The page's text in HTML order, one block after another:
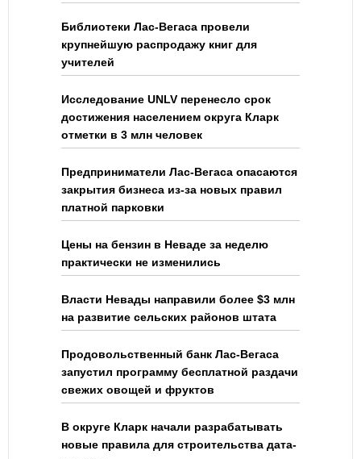
Библиотеки Лас-Вегаса провели
крупнейшую распродажу книг для
учителей
Исследование UNLV перенесло срок
достижения населением округа Кларк
отметки в 3 млн человек
Предприниматели Лас-Вегаса опасаются
закрытия бизнеса из-за новых правил
платной парковки
Цены на бензин в Неваде за неделю
практически не изменились
Власти Невады направили более $3 млн
на развитие сельских районов штата
Продовольственный банк Лас-Вегаса
запустил программу бесплатной раздачи
свежих овощей и фруктов
В округе Кларк начали разрабатывать
новые правила для строительства дата-